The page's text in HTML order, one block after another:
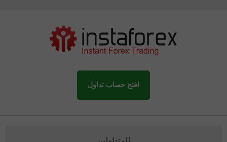
افتح حساب تداول